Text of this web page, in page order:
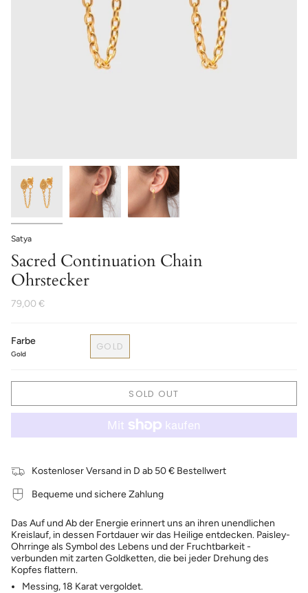
Satya
Sacred Continuation Chain
Ohrstecker
79,00 €
Farbe
Gold
GOLD
SOLD OUT
Kostenloser Versand in D ab 50 € Bestellwert
Bequeme und sichere Zahlung
Das Auf und Ab der Energie erinnert uns an ihren unendlichen
Kreislauf, in dessen Fortdauer wir das Heilige entdecken. Paisley-
Ohrringe als Symbol des Lebens und der Fruchtbarkeit -
verbunden mit zarten Goldketten, die bei jeder Drehung des
Kopfes flattern.
Messing, 18 Karat vergoldet.